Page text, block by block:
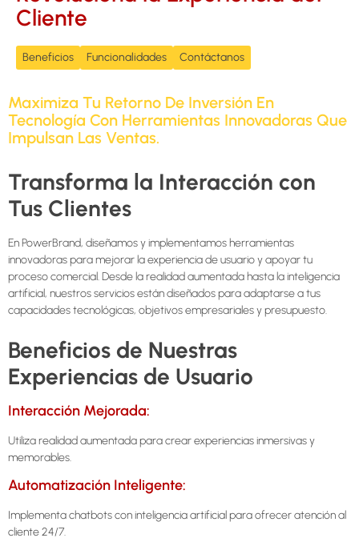
Cliente
Beneficios Funcionalidades Contáctanos
Maximiza Tu Retorno De Inversión En
Tecnología Con Herramientas Innovadoras Que
Impulsan Las Ventas.
Transforma la Interacción con
Tus Clientes
En PowerBrand, diseñamos y implementamos herramientas
innovadoras para mejorar la experiencia de usuario y apoyar tu
proceso comercial. Desde la realidad aumentada hasta la inteligencia
artificial, nuestros servicios están diseñados para adaptarse a tus
capacidades tecnológicas, objetivos empresariales y presupuesto.
Beneficios de Nuestras
Experiencias de Usuario
Interacción Mejorada:
Utiliza realidad aumentada para crear experiencias inmersivas y
memorables.
Automatización Inteligente:
Implementa chatbots con inteligencia artificial para ofrecer atención al
cliente 24/7.